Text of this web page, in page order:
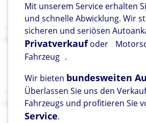
Mit unserem Service erhalten
und schnelle Abwicklung. Wir
sicheren und seriösen
Privatverkaufoder
Fahrzeug .
Wir bieten bundesweiten
Überlassen Sie uns den
Fahrzeugs und profitieren Sie
Service.